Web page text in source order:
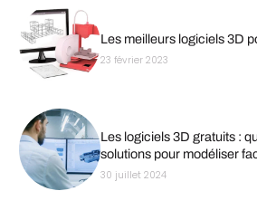
Les meilleurs logiciels 3D
23 février 2023
Les logiciels 3D gratuits :
solutions pour modéliser
30 juillet 2024